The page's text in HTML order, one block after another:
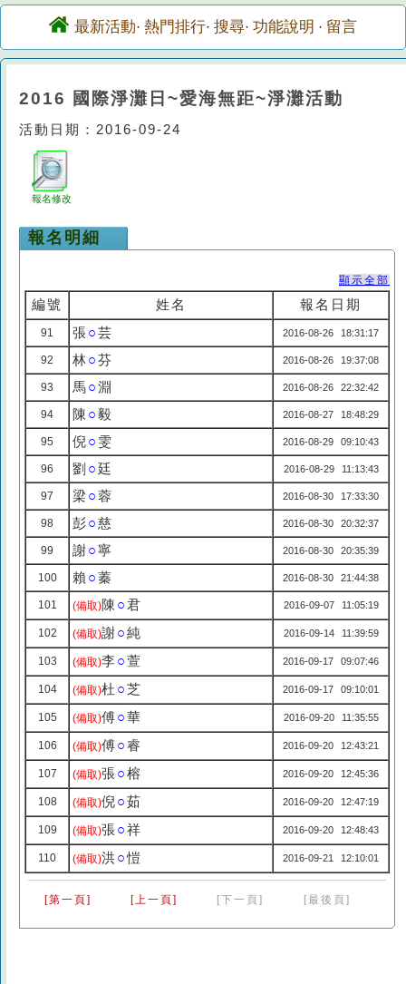
最新活動· 熱門排行· 搜尋· 功能說明 · 留言
2016 國際淨灘日~愛海無距~淨灘活動
活動日期：2016-09-24
報名修改
報名明細
顯示全部
編號 姓名 報名日期
91 張○芸 2016-08-26 18:31:17
92 林○芬 2016-08-26 19:37:08
93 馬○淵 2016-08-26 22:32:42
94 陳 ○毅 2016-08-27 18:48:29
95 倪○ 雯 2016-08-29 09:10:43
96 劉 ○廷 2016-08-29 11:13:43
97 梁 ○蓉 2016-08-30 17:33:30
98 彭○慈 2016-08-30 20:32:37
99 謝○寧 2016-08-30 20:35:39
100 賴 ○蓁 2016-08-30 21:44:38
101 (備取)陳 ○君 2016-09-07 11:05:19
102 (備取)謝○純 2016-09-14 11:39:59
103 (備取)李○萱 2016-09-17 09:07:46
104 (備取)杜 ○芝 2016-09-17 09:10:01
105 (備取)傅○華 2016-09-20 11:35:55
106 (備取)傅○睿 2016-09-20 12:43:21
107 (備取)張○榕 2016-09-20 12:45:36
108 (備取)倪○茹 2016-09-20 12:47:19
109 (備取)張○祥 2016-09-20 12:48:43
110 (備取)洪○愷 2016-09-21 12:10:01
[第一頁] [上一頁] [下一頁] [最後頁]